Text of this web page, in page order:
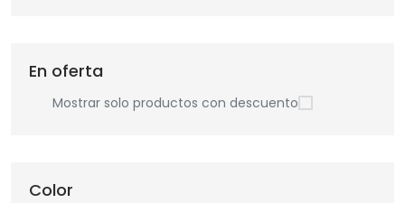
En oferta
Mostrar solo productos con descuento
Color